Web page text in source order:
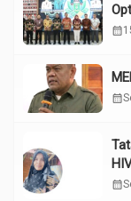
calendar_month
calendar_month
calendar_month